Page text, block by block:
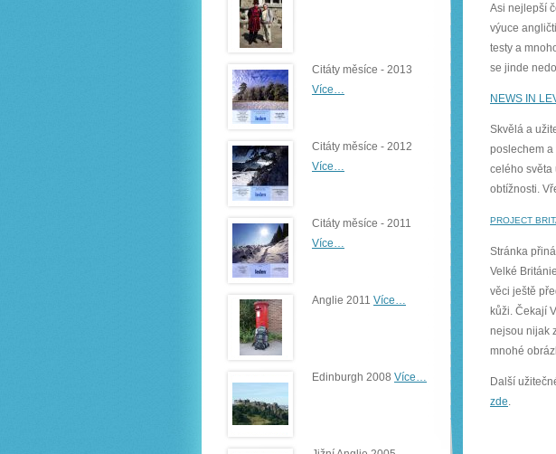
Asi nejlepší
výuce
testy a
se jinde
NEWS IN
Skvělá a
poslechem a
celého světa
obtížnosti.
PROJECT
Stránka
Velké
věci ještě
kůži. Čekají
nejsou nijak
mnohé
Další
zde.
Citáty měsíce - 2013
Více…
Citáty měsíce - 2012
Více…
Citáty měsíce - 2011
Více…
Anglie 2011 Více…
Edinburgh 2008 Více…